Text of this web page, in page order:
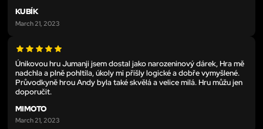
KUBÍK
March 21, 2023
Únikovou hru Jumanji jsem dostal jako narozeninový dárek, Hra mě
nadchla a plně pohltila, úkoly mi přišly logické a dobře vymyšlené.
Průvodkyně hrou Andy byla také skvělá a velice milá. Hru můžu jen
doporučit.
MIMOTO
March 21, 2023